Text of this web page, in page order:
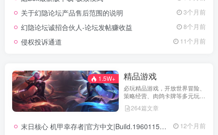
坛获得更优质、安全的使用体
息！
关于幻隐论坛产品售后范围的说明 3个月前
幻隐论坛诚招合伙人-论坛发帖赚收益 8个月前
侵权投诉通道 11个月前
1.5W+ 精品游戏
必玩精品游戏，开放世界冒险、
策略经营、肉鸽卡牌等多元玩
264篇文章
末日核心 机甲幸存者|官方中文|Build.19601158|解压即撸| 12个月前